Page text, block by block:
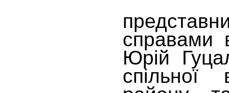
справами
Юрій
спільної